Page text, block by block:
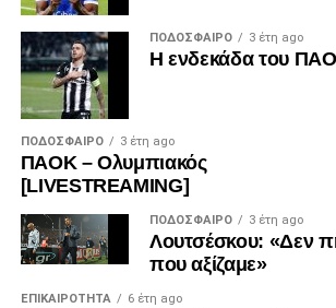
ΠΟΔΌΣΦΑΙΡΟ 3 έτη ago
Η ενδεκάδα του
ΠΟΔΌΣΦΑΙΡΟ 3 έτη ago
ΠΑΟΚ – Ολυμπιακός
[LIVESTREAMING]
ΠΟΔΌΣΦΑΙΡΟ 3 έτη ago
Λουτσέσκου: «Δεν
που αξίζαμε»
ΕΠΙΚΑΙΡΌΤΗΤΑ 6 έτη ago